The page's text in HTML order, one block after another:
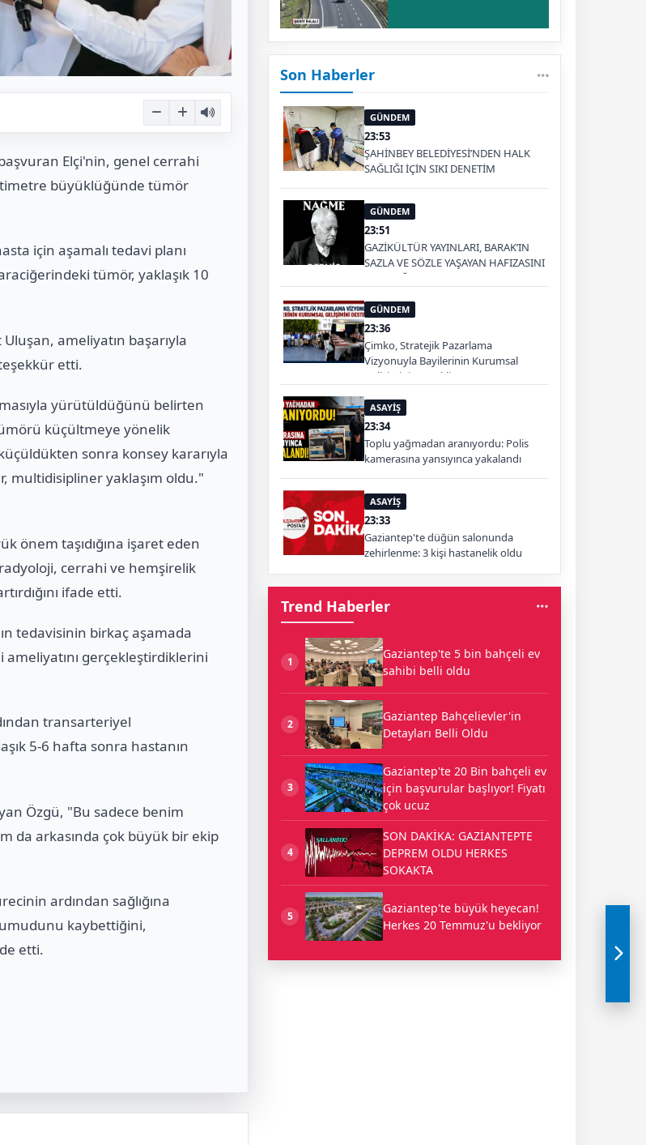
Elçi'nin, genel cerrahi
büyüklüğünde tümör
için aşamalı tedavi planı
tümör, yaklaşık 10
ameliyatın başarıyla
etti.
yürütüldüğünü belirten
küçültmeye yönelik
sonra konsey kararıyla
multidisipliner yaklaşım oldu."
önem taşıdığına işaret eden
cerrahi ve hemşirelik
ifade etti.
tedavisinin birkaç aşamada
gerçekleştirdiklerini
transarteriyel
5-6 hafta sonra hastanın
Özgü, "Bu sadece benim
da arkasında çok büyük bir ekip
ardından sağlığına
kaybettiğini,
etti.
Son Haberler
GÜNDEM
23:53
ŞAHİNBEY BELEDİYESİ’NDEN HALK
SAĞLIĞI İÇİN SIKI DENETİM
GÜNDEM
23:51
GAZİKÜLTÜR YAYINLARI, BARAK’IN
SAZLA VE SÖZLE YAŞAYAN HAFIZASINI
GELECEĞE TAŞIYOR
GÜNDEM
23:36
Çimko, Stratejik Pazarlama
Vizyonuyla Bayilerinin Kurumsal
Gelişimini Destekliyor
ASAYİŞ
23:34
Toplu yağmadan aranıyordu: Polis
kamerasına yansıyınca yakalandı
ASAYİŞ
23:33
Gaziantep'te düğün salonunda
zehirlenme: 3 kişi hastanelik oldu
Trend Haberler
1
Gaziantep'te 5 bin bahçeli ev
sahibi belli oldu
2
Gaziantep Bahçelievler'in
Detayları Belli Oldu
3
Gaziantep'te 20 Bin bahçeli ev
için başvurular başlıyor! Fiyatı
çok ucuz
4
SON DAKİKA: GAZİANTEPTE
DEPREM OLDU HERKES
SOKAKTA
5
Gaziantep'te büyük heyecan!
Herkes 20 Temmuz'u bekliyor